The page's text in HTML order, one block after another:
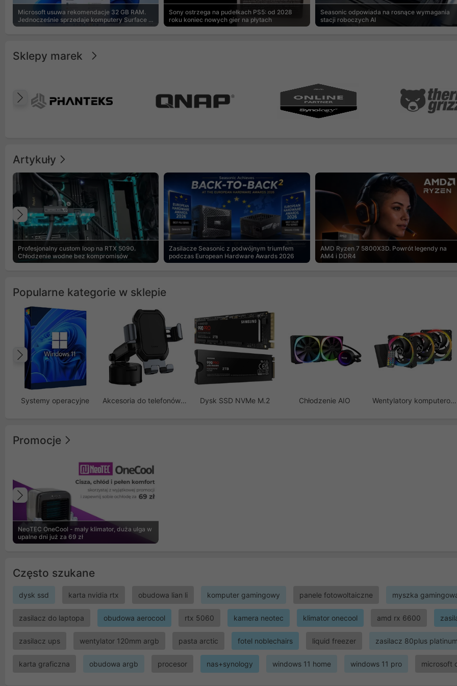
Microsoft usuwa rekomendacje 32 GB RAM.
Jednocześnie sprzedaje komputery Surface z
8 GB
Sony ostrzega na pudełkach PS5: od 2028
roku koniec nowych gier na płytach
Seasonic odpowiada na rosnące wymagania
stacji roboczych AI
Sklepy marek
Poprzedni
Artykuły
Profesjonalny custom loop na RTX 5090.
Chłodzenie wodne bez kompromisów
Zasilacze Seasonic z podwójnym triumfem
podczas European Hardware Awards 2026
AMD Ryzen 7 5800X3D. Powrót legendy na
AM4 i DDR4
Poprzedni
Popularne kategorie w sklepie
Systemy operacyjne Akcesoria do telefonów GSM Dysk SSD NVMe M.2 Chłodzenie AIO Wentylatory komputerowe
Poprzedni
Promocje
NeoTEC OneCool - mały klimator, duża ulga w
upalne dni już za 69 zł
Poprzedni
Często szukane
dysk ssd karta nvidia rtx obudowa lian li komputer gamingowy panele fotowoltaiczne myszka
zasilacz do laptopa obudowa aerocool rtx 5060 kamera neotec klimator onecool amd rx 6600
zasilacz ups wentylator 120mm argb pasta arctic fotel noblechairs liquid freezer zasilacz 80plus platinum
karta graficzna obudowa argb procesor nas+synology windows 11 home windows 11 pro microsoft